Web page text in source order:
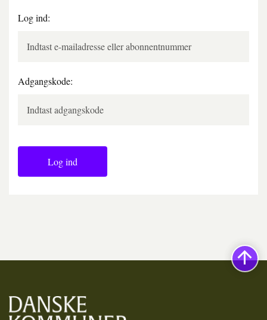
Log ind:
Adgangskode:
Log ind